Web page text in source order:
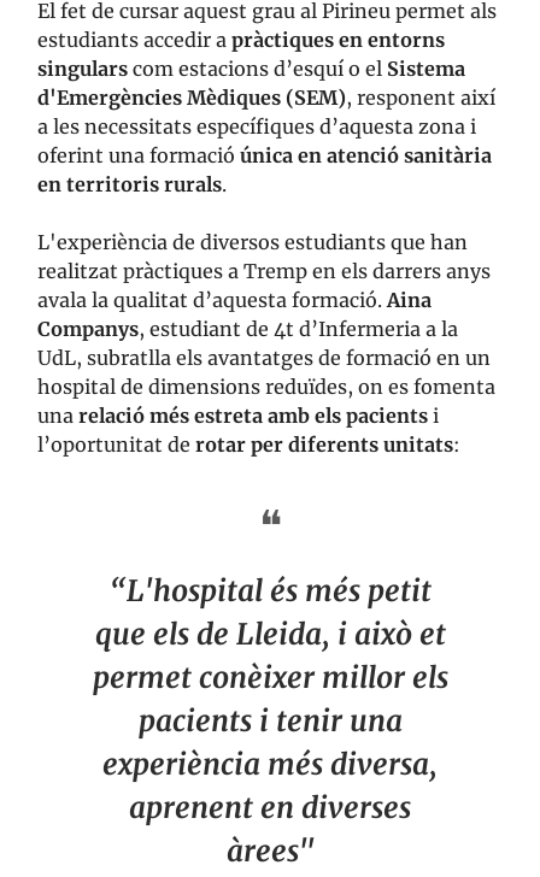
El fet de cursar aquest grau al Pirineu permet als
estudiants accedir a pràctiques en entorns
singulars com estacions d’esquí o el Sistema
d'Emergències Mèdiques (SEM), responent així
a les necessitats específiques d’aquesta zona i
oferint una formació única en atenció sanitària
en territoris rurals.
L'experiència de diversos estudiants que han
realitzat pràctiques a Tremp en els darrers anys
avala la qualitat d’aquesta formació.Aina
Companys, estudiant de 4t d’Infermeria a la
UdL, subratlla els avantatges de formació en un
hospital de dimensions reduïdes, on es fomenta
una relació més estreta amb els pacients i
l’oportunitat de rotar per diferents unitats:
❝
“L'hospital és més petit
que els de Lleida, i això et
permet conèixer millor els
pacients i tenir una
experiència més diversa,
aprenent en diverses
àrees"